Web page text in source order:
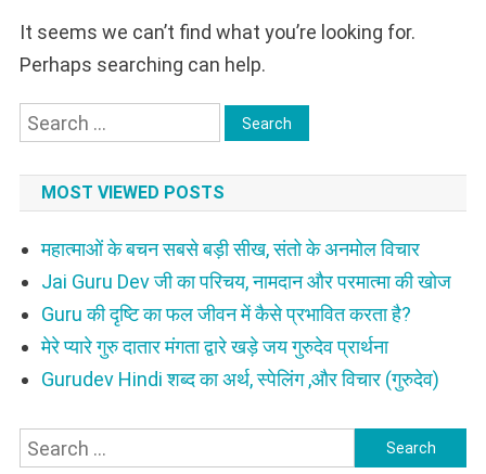
It seems we can’t find what you’re looking for.
Perhaps searching can help.
Search
MOST VIEWED POSTS
महात्माओं के बचन सबसे बड़ी सीख, संतो के अनमोल विचार
Jai Guru Dev जी का परिचय, नामदान और परमात्मा की खोज
Guru की दृष्टि का फल जीवन में कैसे प्रभावित करता है?
मेरे प्यारे गुरु दातार मंगता द्वारे खड़े जय गुरुदेव प्रार्थना
Gurudev Hindi शब्द का अर्थ, स्पेलिंग ,और विचार (गुरुदेव)
Search